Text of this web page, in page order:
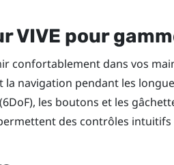
VIVE pour
confortablement dans vos
la navigation pendant les
les boutons et les
des contrôles intuitifs